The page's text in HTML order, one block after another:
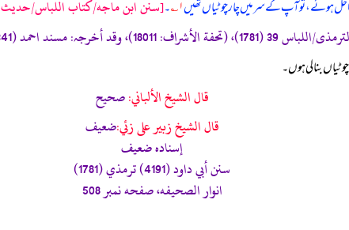
ہوئے، تو آپ کے سر میں چار چوٹیاں تھیں۱؎ ۔[سنن ابن ماجه/كتاب اللباس/حدیث:
بنا لی ہوں۔
قال الشيخ الألباني:صحيح
قال الشيخ زبير على زئي:ضعيف
إسناده ضعيف
سنن أبي داود (4191) ترمذي (1781)
انوار الصحيفه، صفحه نمبر 508